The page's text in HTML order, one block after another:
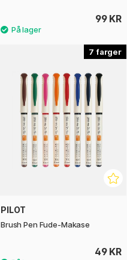
99 KR
7
PILOT
Brush Pen Fude-Makase
49 KR